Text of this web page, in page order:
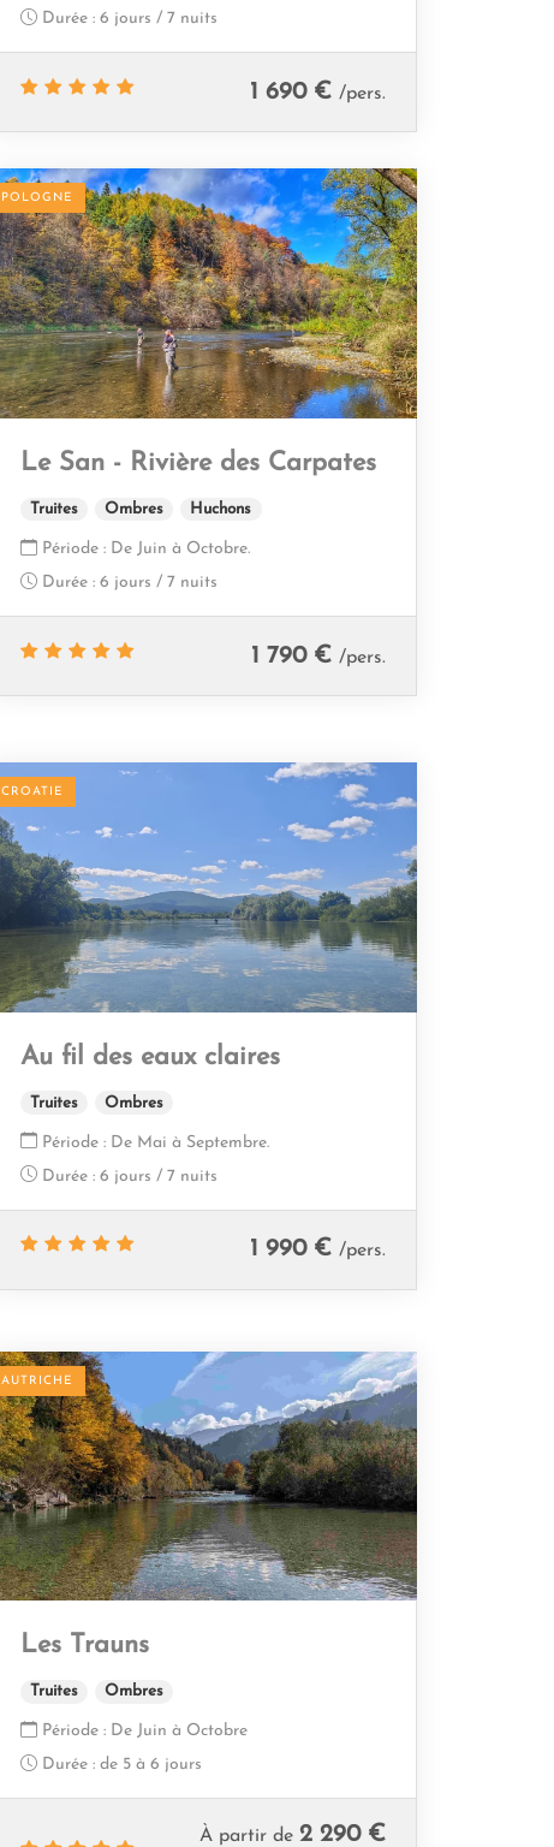
Durée : 6 jours / 7 nuits
1 690 € /pers.
POLOGNE
Le San - Rivière des Carpates
Truites Ombres Huchons
Période : De Juin à Octobre.
Durée : 6 jours / 7 nuits
1 790 € /pers.
CROATIE
Au fil des eaux claires
Truites Ombres
Période : De Mai à Septembre.
Durée : 6 jours / 7 nuits
1 990 € /pers.
AUTRICHE
Les Trauns
Truites Ombres
Période : De Juin à Octobre
Durée : de 5 à 6 jours
À partir de 2 290 €